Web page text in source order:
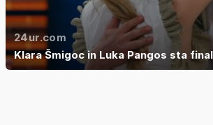
24ur.com
Klara Šmigoc in Luka Pangos sta